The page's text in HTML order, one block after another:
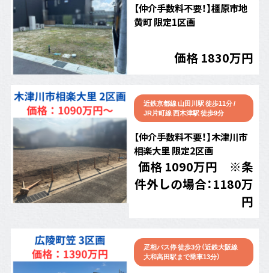
【仲介手数料不要！】橿原市地
黄町 限定1区画
価格 1830万円
近鉄京都線 山田川駅 徒歩11分 /
JR片町線 西木津駅 徒歩9分
【仲介手数料不要！】木津川市
相楽大里 限定2区画
価格 1090万円 ※条
件外しの場合：1180万
円
疋相バス停 徒歩3分（近鉄大阪線
大和高田駅まで乗車13分）